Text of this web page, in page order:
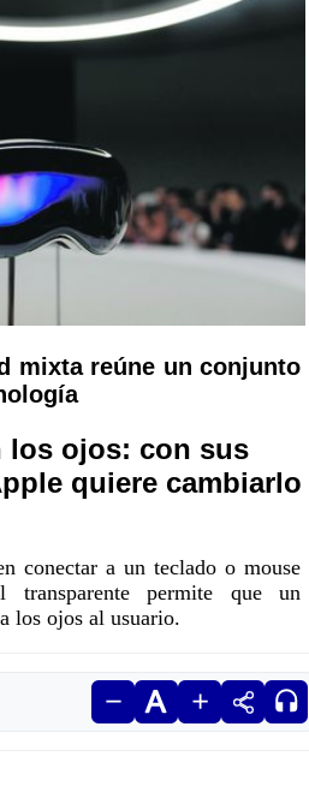
mixta reúne un conjunto
los ojos: con sus
quiere cambiarlo
conectar a un teclado o mouse
transparente permite que un
los ojos al usuario.